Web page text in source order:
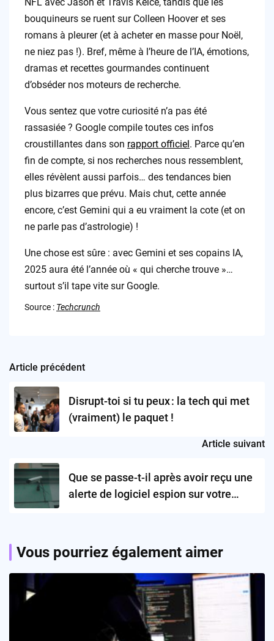
bouquineurs se ruent sur Colleen Hoover et ses
romans à pleurer (et à acheter en masse pour Noël,
ne niez pas !). Bref, même à l’heure de l’IA, émotions,
dramas et recettes gourmandes continuent
d’obséder nos moteurs de recherche.
Vous sentez que votre curiosité n’a pas été
rassasiée ? Google compile toutes ces infos
croustillantes dans son rapport officiel. Parce qu’en
fin de compte, si nos recherches nous ressemblent,
elles révèlent aussi parfois… des tendances bien
plus bizarres que prévu. Mais chut, cette année
encore, c’est Gemini qui a eu vraiment la cote (et on
ne parle pas d’astrologie) !
Une chose est sûre : avec Gemini et ses copains IA,
2025 aura été l’année où « qui cherche trouve »…
surtout s’il tape vite sur Google.
Source : Techcrunch
Post
navigation
Article précédent
Disrupt-toi si tu peux : la tech qui met
(vraiment) le paquet !
Article suivant
Que se passe-t-il après avoir reçu une
alerte de logiciel espion sur votre
Vous pourriez également aimer